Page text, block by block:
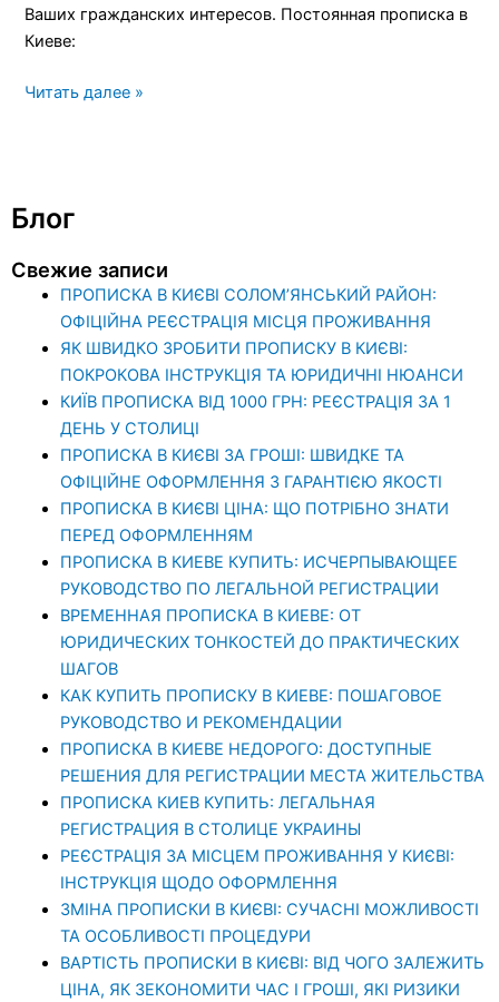
Ваших гражданских интересов. Постоянная прописка в
Киеве:
Читать далее »
Блог
Свежие записи
ПРОПИСКА В КИЄВІ СОЛОМ’ЯНСЬКИЙ РАЙОН:
ОФІЦІЙНА РЕЄСТРАЦІЯ МІСЦЯ ПРОЖИВАННЯ
ЯК ШВИДКО ЗРОБИТИ ПРОПИСКУ В КИЄВІ:
ПОКРОКОВА ІНСТРУКЦІЯ ТА ЮРИДИЧНІ НЮАНСИ
КИЇВ ПРОПИСКА ВІД 1000 ГРН: РЕЄСТРАЦІЯ ЗА 1
ДЕНЬ У СТОЛИЦІ
ПРОПИСКА В КИЄВІ ЗА ГРОШІ: ШВИДКЕ ТА
ОФІЦІЙНЕ ОФОРМЛЕННЯ З ГАРАНТІЄЮ ЯКОСТІ
ПРОПИСКА В КИЄВІ ЦІНА: ЩО ПОТРІБНО ЗНАТИ
ПЕРЕД ОФОРМЛЕННЯМ
ПРОПИСКА В КИЕВЕ КУПИТЬ: ИСЧЕРПЫВАЮЩЕЕ
РУКОВОДСТВО ПО ЛЕГАЛЬНОЙ РЕГИСТРАЦИИ
ВРЕМЕННАЯ ПРОПИСКА В КИЕВЕ: ОТ
ЮРИДИЧЕСКИХ ТОНКОСТЕЙ ДО ПРАКТИЧЕСКИХ
ШАГОВ
КАК КУПИТЬ ПРОПИСКУ В КИЕВЕ: ПОШАГОВОЕ
РУКОВОДСТВО И РЕКОМЕНДАЦИИ
ПРОПИСКА В КИЕВЕ НЕДОРОГО: ДОСТУПНЫЕ
РЕШЕНИЯ ДЛЯ РЕГИСТРАЦИИ МЕСТА ЖИТЕЛЬСТВА
ПРОПИСКА КИЕВ КУПИТЬ: ЛЕГАЛЬНАЯ
РЕГИСТРАЦИЯ В СТОЛИЦЕ УКРАИНЫ
РЕЄСТРАЦІЯ ЗА МІСЦЕМ ПРОЖИВАННЯ У КИЄВІ:
ІНСТРУКЦІЯ ЩОДО ОФОРМЛЕННЯ
ЗМІНА ПРОПИСКИ В КИЄВІ: СУЧАСНІ МОЖЛИВОСТІ
ТА ОСОБЛИВОСТІ ПРОЦЕДУРИ
ВАРТІСТЬ ПРОПИСКИ В КИЄВІ: ВІД ЧОГО ЗАЛЕЖИТЬ
ЦІНА, ЯК ЗЕКОНОМИТИ ЧАС І ГРОШІ, ЯКІ РИЗИКИ